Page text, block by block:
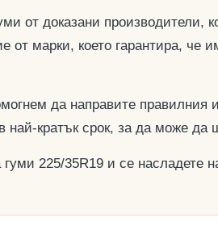
от доказани
от марки, което гарантира,
да направите
най-кратък срок, за да може
гуми 225/35R19 и се насладете